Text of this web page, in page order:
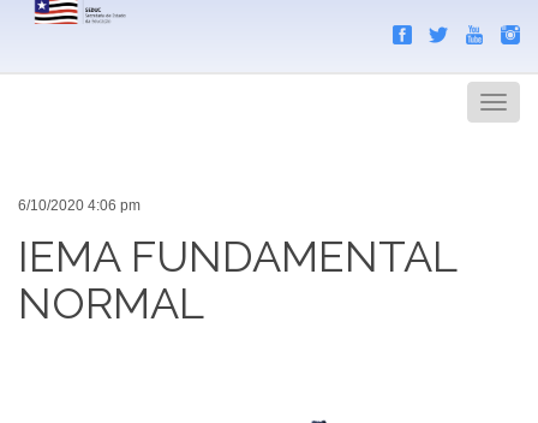
Menu
6/10/2020 4:06 pm
IEMA FUNDAMENTAL
NORMAL